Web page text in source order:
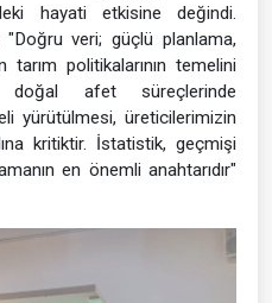
hayati etkisine değindi.
"Doğru veri; güçlü planlama,
politikalarının temelini
doğal afet süreçlerinde
yürütülmesi, üreticilerimizin
kritiktir. İstatistik, geçmişi
en önemli anahtarıdır"